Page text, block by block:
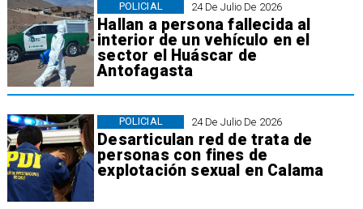
24 De Julio De 2026
Hallan a persona fallecida al
interior de un vehículo en el
sector el Huáscar de
Antofagasta
POLICIAL
24 De Julio De 2026
Desarticulan red de trata de
personas con fines de
explotación sexual en Calama
POLICIAL